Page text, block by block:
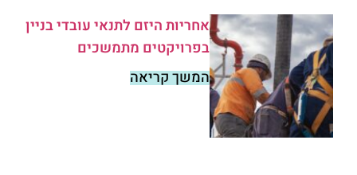
אחריות היזם לתנאי עובדי בניין
בפרויקטים מתמשכים
המשך קריאה